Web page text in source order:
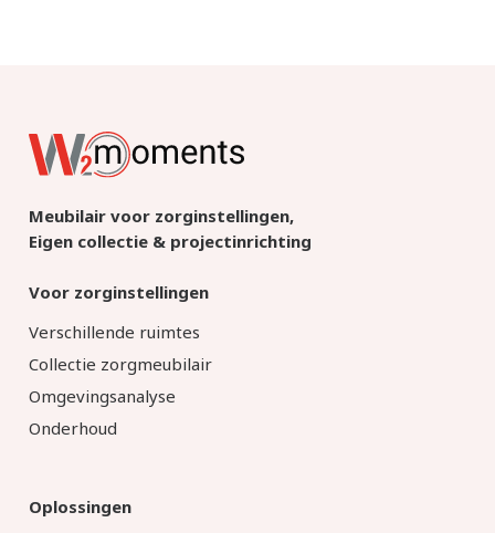
Meubilair voor zorginstellingen,
Eigen collectie & projectinrichting
Voor zorginstellingen
Verschillende ruimtes
Collectie zorgmeubilair
Omgevingsanalyse
Onderhoud
Oplossingen